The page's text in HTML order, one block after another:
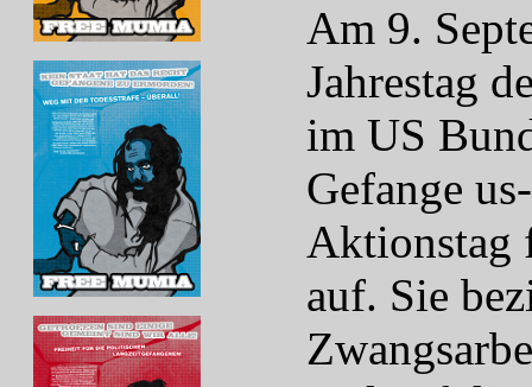
Am 9.
Jahrestag
im US
Gefange
Aktionstag
auf. Sie